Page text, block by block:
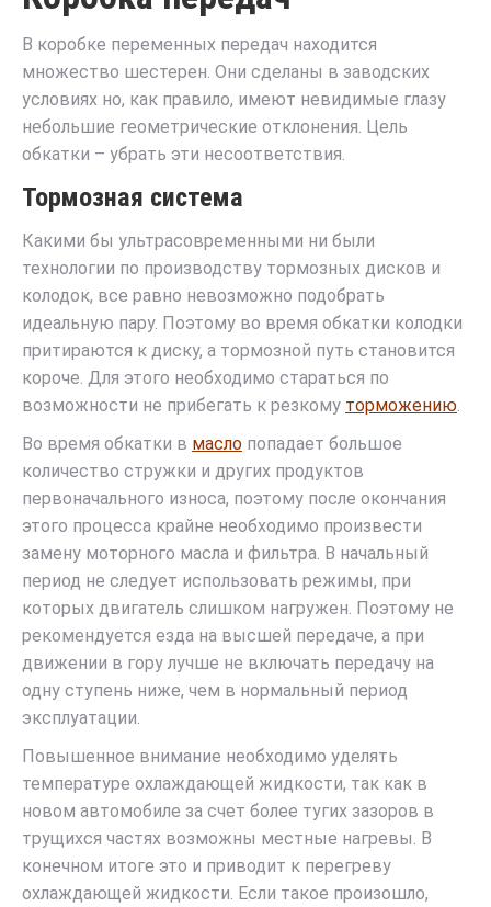
В коробке переменных передач находится
множество шестерен. Они сделаны в заводских
условиях но, как правило, имеют невидимые глазу
небольшие геометрические отклонения. Цель
обкатки – убрать эти несоответствия.
Тормозная система
Какими бы ультрасовременными ни были
технологии по производству тормозных дисков и
колодок, все равно невозможно подобрать
идеальную пару. Поэтому во время обкатки колодки
притираются к диску, а тормозной путь становится
короче. Для этого необходимо стараться по
возможности не прибегать к резкому торможению.
Во время обкатки в масло попадает большое
количество стружки и других продуктов
первоначального износа, поэтому после окончания
этого процесса крайне необходимо произвести
замену моторного масла и фильтра. В начальный
период не следует использовать режимы, при
которых двигатель слишком нагружен. Поэтому не
рекомендуется езда на высшей передаче, а при
движении в гору лучше не включать передачу на
одну ступень ниже, чем в нормальный период
эксплуатации.
Повышенное внимание необходимо уделять
температуре охлаждающей жидкости, так как в
новом автомобиле за счет более тугих зазоров в
трущихся частях возможны местные нагревы. В
конечном итоге это и приводит к перегреву
охлаждающей жидкости. Если такое произошло,